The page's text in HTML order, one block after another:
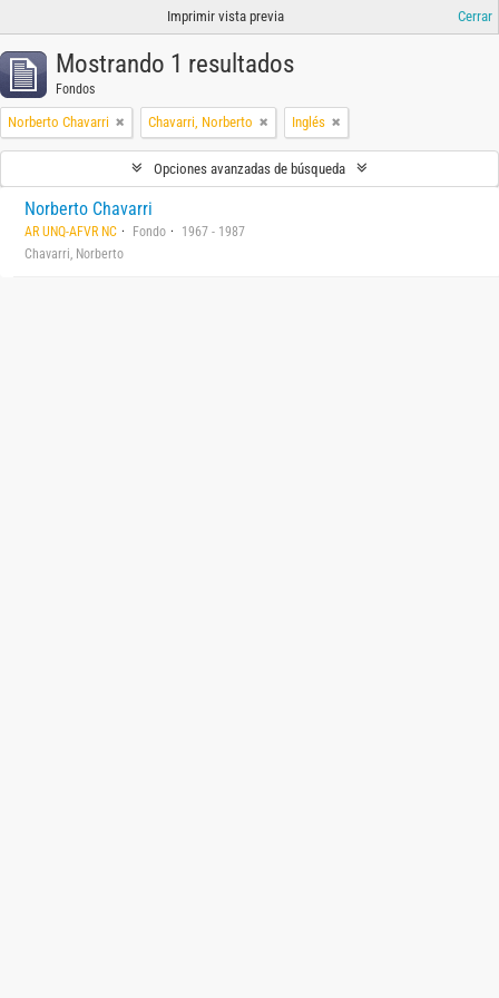
Imprimir vista previa Cerrar
Mostrando 1 resultados
Fondos
Norberto Chavarri Chavarri, Norberto Inglés
Opciones avanzadas de búsqueda
Norberto Chavarri
AR UNQ-AFVR NC Fondo
1967 - 1987
Chavarri, Norberto